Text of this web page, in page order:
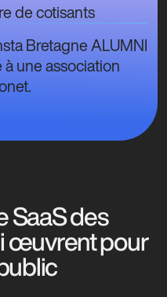
de cotisants
Bretagne ALUMNI
à une association
SaaS des
œuvrent pour